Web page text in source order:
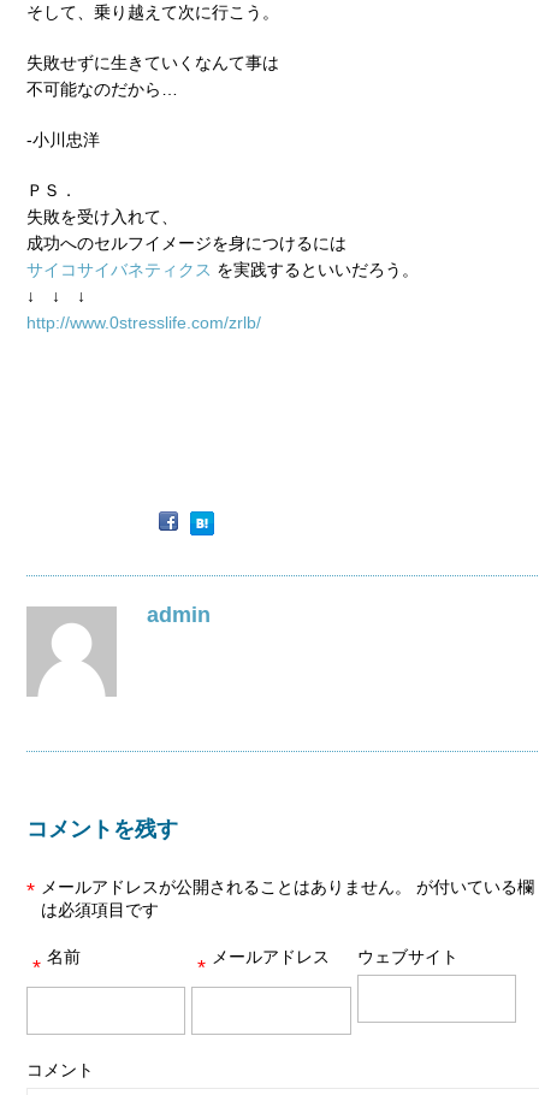
そして、乗り越えて次に行こう。
失敗せずに生きていくなんて事は
不可能なのだから…
-小川忠洋
ＰＳ．
失敗を受け入れて、
成功へのセルフイメージを身につけるには
サイコサイバネティクス を実践するといいだろう。
↓ ↓ ↓
http://www.0stresslife.com/zrlb/
admin
コメントを残す
メールアドレスが公開されることはありません。
*
が付いている欄
は必須項目です
名前
* メールアドレス
* ウェブサイト
コメント